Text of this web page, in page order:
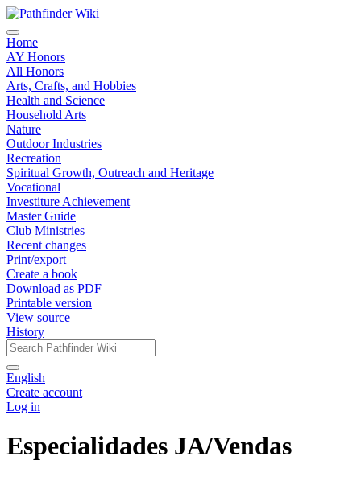
Home
AY Honors
All Honors
Arts, Crafts, and Hobbies
Health and Science
Household Arts
Nature
Outdoor Industries
Recreation
Spiritual Growth, Outreach and Heritage
Vocational
Investiture Achievement
Master Guide
Club Ministries
Recent changes
Print/export
Create a book
Download as PDF
Printable version
View source
History
English
Create account
Log in
Especialidades JA/Vendas